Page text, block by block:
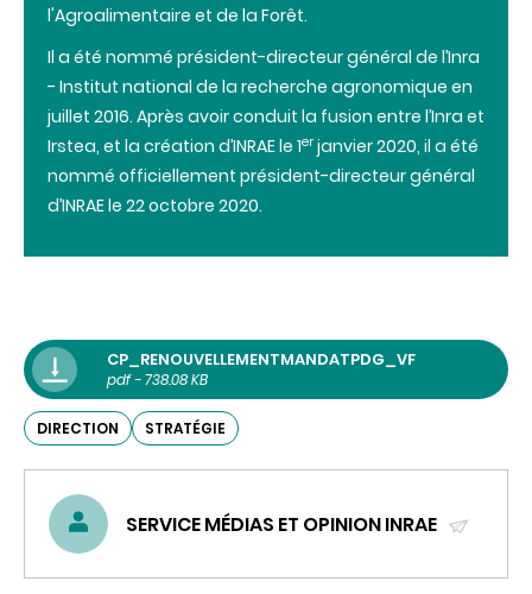
l'Agroalimentaire et de la Forêt.
Il a été nommé président-directeur général de l’Inra
- Institut national de la recherche agronomique en
juillet 2016. Après avoir conduit la fusion entre l’Inra et
Irstea, et la création d’INRAE le 1erjanvier 2020, il a été
nommé officiellement président-directeur général
d’INRAE le 22 octobre 2020.
CP_RENOUVELLEMENTMANDATPDG_VF
pdf - 738.08 KB
DIRECTION STRATÉGIE
SERVICE MÉDIAS ET OPINION INRAE
UN